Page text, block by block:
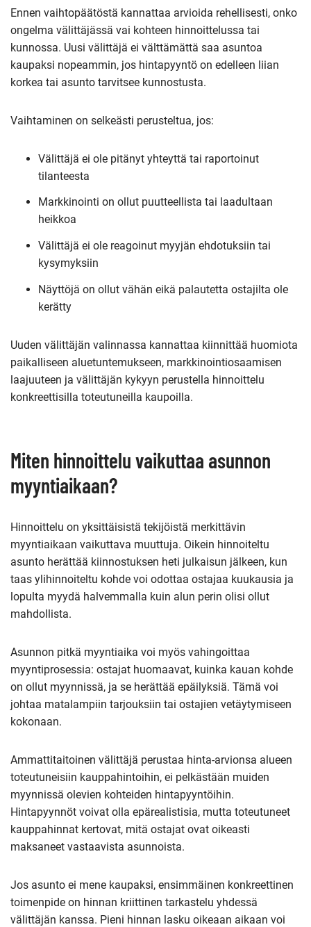
Ennen vaihtopäätöstä kannattaa arvioida rehellisesti, onko
ongelma välittäjässä vai kohteen hinnoittelussa tai
kunnossa. Uusi välittäjä ei välttämättä saa asuntoa
kaupaksi nopeammin, jos hintapyyntö on edelleen liian
korkea tai asunto tarvitsee kunnostusta.
Vaihtaminen on selkeästi perusteltua, jos:
Välittäjä ei ole pitänyt yhteyttä tai raportoinut
tilanteesta
Markkinointi on ollut puutteellista tai laadultaan
heikkoa
Välittäjä ei ole reagoinut myyjän ehdotuksiin tai
kysymyksiin
Näyttöjä on ollut vähän eikä palautetta ostajilta ole
kerätty
Uuden välittäjän valinnassa kannattaa kiinnittää huomiota
paikalliseen aluetuntemukseen, markkinointiosaamisen
laajuuteen ja välittäjän kykyyn perustella hinnoittelu
konkreettisilla toteutuneilla kaupoilla.
Miten hinnoittelu vaikuttaa asunnon
myyntiaikaan?
Hinnoittelu on yksittäisistä tekijöistä merkittävin
myyntiaikaan vaikuttava muuttuja. Oikein hinnoiteltu
asunto herättää kiinnostuksen heti julkaisun jälkeen, kun
taas ylihinnoiteltu kohde voi odottaa ostajaa kuukausia ja
lopulta myydä halvemmalla kuin alun perin olisi ollut
mahdollista.
Asunnon pitkä myyntiaika voi myös vahingoittaa
myyntiprosessia: ostajat huomaavat, kuinka kauan kohde
on ollut myynnissä, ja se herättää epäilyksiä. Tämä voi
johtaa matalampiin tarjouksiin tai ostajien vetäytymiseen
kokonaan.
Ammattitaitoinen välittäjä perustaa hinta-arvionsa alueen
toteutuneisiin kauppahintoihin, ei pelkästään muiden
myynnissä olevien kohteiden hintapyyntöihin.
Hintapyynnöt voivat olla epärealistisia, mutta toteutuneet
kauppahinnat kertovat, mitä ostajat ovat oikeasti
maksaneet vastaavista asunnoista.
Jos asunto ei mene kaupaksi, ensimmäinen konkreettinen
toimenpide on hinnan kriittinen tarkastelu yhdessä
välittäjän kanssa. Pieni hinnan lasku oikeaan aikaan voi